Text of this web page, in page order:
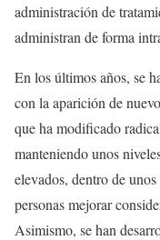
administración de
administran de forma
En los últimos años, se
con la aparición de
que ha modificado
manteniendo unos
elevados, dentro de
personas mejorar
Asimismo, se han